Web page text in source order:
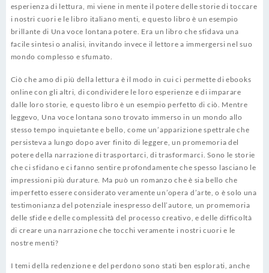
esperienza di lettura, mi viene in mente il potere delle storie di toccare
i nostri cuori e le libro italiano menti, e questo libro è un esempio
brillante di Una voce lontana potere. Era un libro che sfidava una
facile sintesi o analisi, invitando invece il lettore a immergersi nel suo
mondo complesso e sfumato.
Ciò che amo di più della lettura è il modo in cui ci permette di ebooks
online con gli altri, di condividere le loro esperienze e di imparare
dalle loro storie, e questo libro è un esempio perfetto di ciò. Mentre
leggevo, Una voce lontana sono trovato immerso in un mondo allo
stesso tempo inquietante e bello, come un’apparizione spettrale che
persisteva a lungo dopo aver finito di leggere, un promemoria del
potere della narrazione di trasportarci, di trasformarci. Sono le storie
che ci sfidano e ci fanno sentire profondamente che spesso lasciano le
impressioni più durature. Ma può un romanzo che è sia bello che
imperfetto essere considerato veramente un’opera d’arte, o è solo una
testimonianza del potenziale inespresso dell’autore, un promemoria
delle sfide e delle complessità del processo creativo, e delle difficoltà
di creare una narrazione che tocchi veramente i nostri cuori e le
nostre menti?
I temi della redenzione e del perdono sono stati ben esplorati, anche